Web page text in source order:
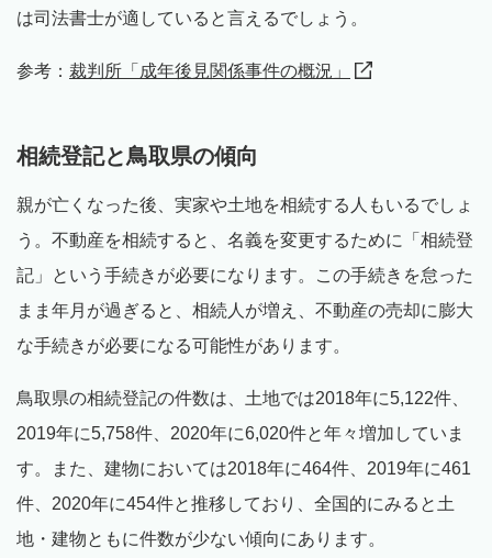
は司法書士が適していると言えるでしょう。
参考： 裁判所「成年後見関係事件の概況」
相続登記と鳥取県の傾向
親が亡くなった後、実家や土地を相続する人もいるでしょ
う。不動産を相続すると、名義を変更するために「相続登
記」という手続きが必要になります。この手続きを怠った
まま年月が過ぎると、相続人が増え、不動産の売却に膨大
な手続きが必要になる可能性があります。
鳥取県の相続登記の件数は、土地では2018年に5,122件、
2019年に5,758件、2020年に6,020件と年々増加していま
す。また、建物においては2018年に464件、2019年に461
件、2020年に454件と推移しており、全国的にみると土
地・建物ともに件数が少ない傾向にあります。